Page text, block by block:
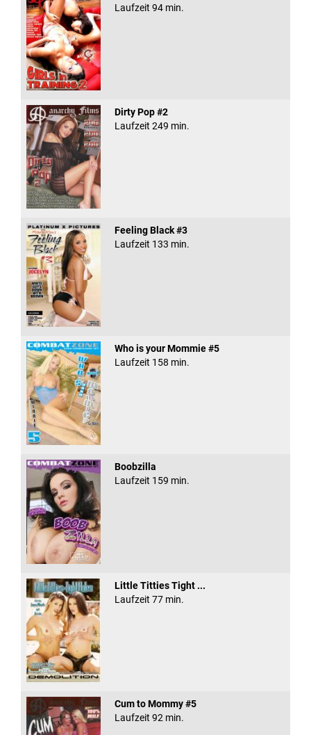
Laufzeit 94 min.
Dirty Pop #2
Laufzeit 249 min.
Feeling Black #3
Laufzeit 133 min.
Who is your Mommie #5
Laufzeit 158 min.
Boobzilla
Laufzeit 159 min.
Little Titties Tight ...
Laufzeit 77 min.
Cum to Mommy #5
Laufzeit 92 min.